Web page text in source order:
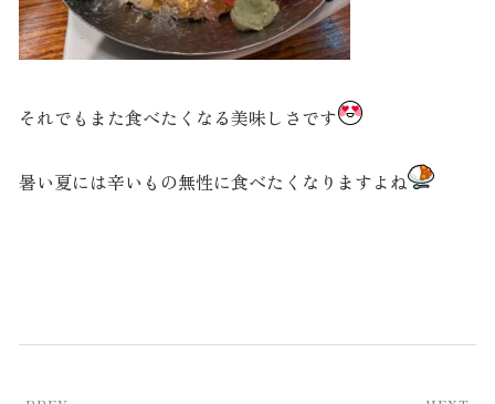
それでもまた食べたくなる美味しさです
暑い夏には辛いもの無性に食べたくなりますよね